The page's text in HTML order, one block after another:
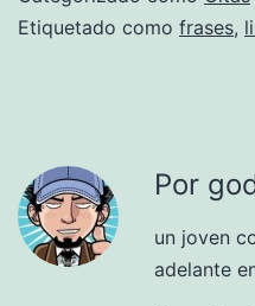
Etiquetado como frases,
Por
un joven
adelante